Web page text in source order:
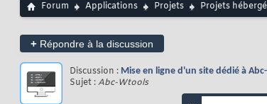
Forum Applications Projets Projets
+ Répondre à la discussion
Discussion : Mise en ligne d'un site dédié à
Sujet :Abc-Wtools